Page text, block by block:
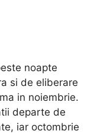
noapte
si de eliberare
in noiembrie.
departe de
iar octombrie